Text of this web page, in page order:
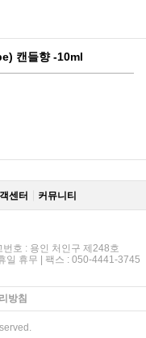
캔들향 -10ml
센터 커뮤니티
호 : 용인 처인구 제248호
일 휴무 | 팩스 : 050-4441-3745
방침